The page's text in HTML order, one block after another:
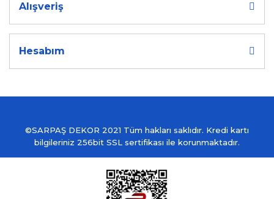
Alışveriş
Hesabım
©SARPAŞ DEKOR 2021 Tüm hakları saklıdır. Kredi kartı
bilgileriniz 256bit SSL sertifikası ile korunmaktadır.